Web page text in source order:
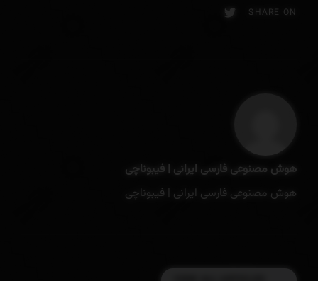
SHARE ON
هوش مصنوعی فارسی ایرانی | فیبوناچی
هوش مصنوعی فارسی ایرانی | فیبوناچی